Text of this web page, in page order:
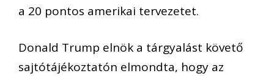
a 20 pontos amerikai tervezetet.
Donald Trump elnök a tárgyalást követő
sajtótájékoztatón elmondta, hogy az